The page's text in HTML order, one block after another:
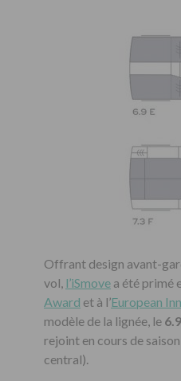
Offrant design avant-
vol, l’iSmove a été primé
Award et à l’European
modèle de la lignée, le
rejoint en cours de
central).